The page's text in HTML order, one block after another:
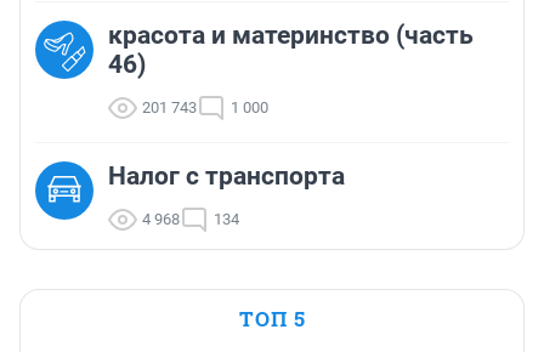
красота и материнство (часть
46)
201 743 1 000
Налог с транспорта
4 968 134
ТОП 5